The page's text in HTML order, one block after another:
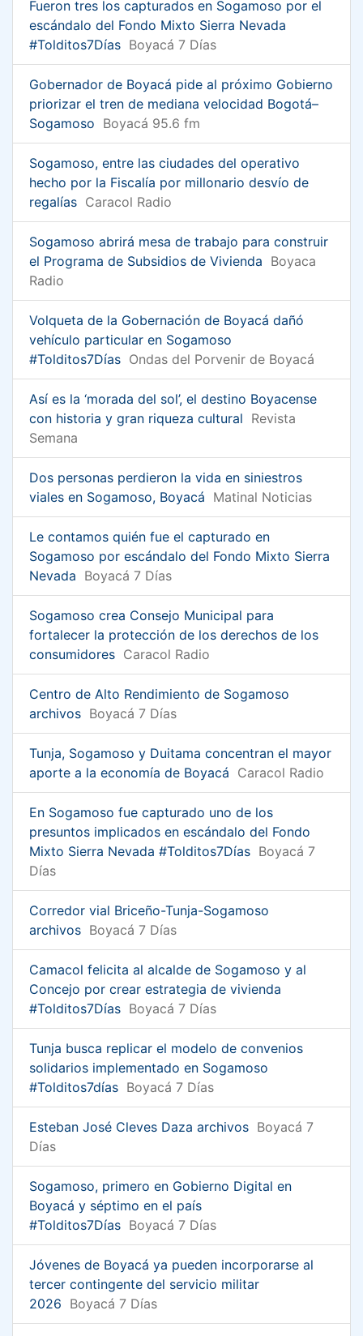
Fueron tres los capturados en Sogamoso por el
escándalo del Fondo Mixto Sierra Nevada
#Tolditos7Días Boyacá 7 Días
Gobernador de Boyacá pide al próximo Gobierno
priorizar el tren de mediana velocidad Bogotá–
Sogamoso Boyacá 95.6 fm
Sogamoso, entre las ciudades del operativo
hecho por la Fiscalía por millonario desvío de
regalías Caracol Radio
Sogamoso abrirá mesa de trabajo para construir
el Programa de Subsidios de Vivienda Boyaca
Radio
Volqueta de la Gobernación de Boyacá dañó
vehículo particular en Sogamoso
#Tolditos7Días Ondas del Porvenir de Boyacá
Así es la ‘morada del sol’, el destino Boyacense
con historia y gran riqueza cultural Revista
Semana
Dos personas perdieron la vida en siniestros
viales en Sogamoso, Boyacá Matinal Noticias
Le contamos quién fue el capturado en
Sogamoso por escándalo del Fondo Mixto Sierra
Nevada Boyacá 7 Días
Sogamoso crea Consejo Municipal para
fortalecer la protección de los derechos de los
consumidores Caracol Radio
Centro de Alto Rendimiento de Sogamoso
archivos Boyacá 7 Días
Tunja, Sogamoso y Duitama concentran el mayor
aporte a la economía de Boyacá Caracol Radio
En Sogamoso fue capturado uno de los
presuntos implicados en escándalo del Fondo
Mixto Sierra Nevada #Tolditos7Días Boyacá 7
Días
Corredor vial Briceño-Tunja-Sogamoso
archivos Boyacá 7 Días
Camacol felicita al alcalde de Sogamoso y al
Concejo por crear estrategia de vivienda
#Tolditos7Días Boyacá 7 Días
Tunja busca replicar el modelo de convenios
solidarios implementado en Sogamoso
#Tolditos7días Boyacá 7 Días
Esteban José Cleves Daza archivos Boyacá 7
Días
Sogamoso, primero en Gobierno Digital en
Boyacá y séptimo en el país
#Tolditos7Días Boyacá 7 Días
Jóvenes de Boyacá ya pueden incorporarse al
tercer contingente del servicio militar
2026 Boyacá 7 Días